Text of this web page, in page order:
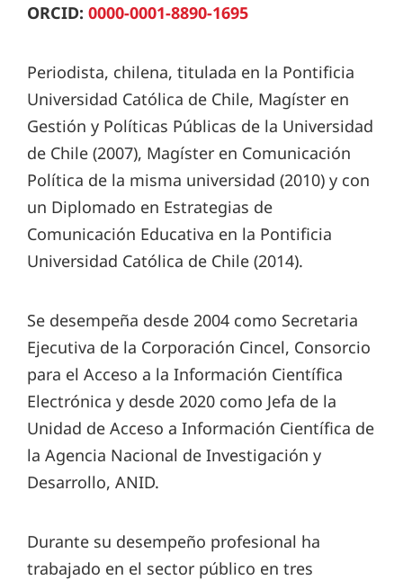
ORCID: 0000-0001-8890-1695
Periodista, chilena, titulada en la Pontificia
Universidad Católica de Chile, Magíster en
Gestión y Políticas Públicas de la Universidad
de Chile (2007), Magíster en Comunicación
Política de la misma universidad (2010) y con
un Diplomado en Estrategias de
Comunicación Educativa en la Pontificia
Universidad Católica de Chile (2014).
Se desempeña desde 2004 como Secretaria
Ejecutiva de la Corporación Cincel, Consorcio
para el Acceso a la Información Científica
Electrónica y desde 2020 como Jefa de la
Unidad de Acceso a Información Científica de
la Agencia Nacional de Investigación y
Desarrollo, ANID.
Durante su desempeño profesional ha
trabajado en el sector público en tres